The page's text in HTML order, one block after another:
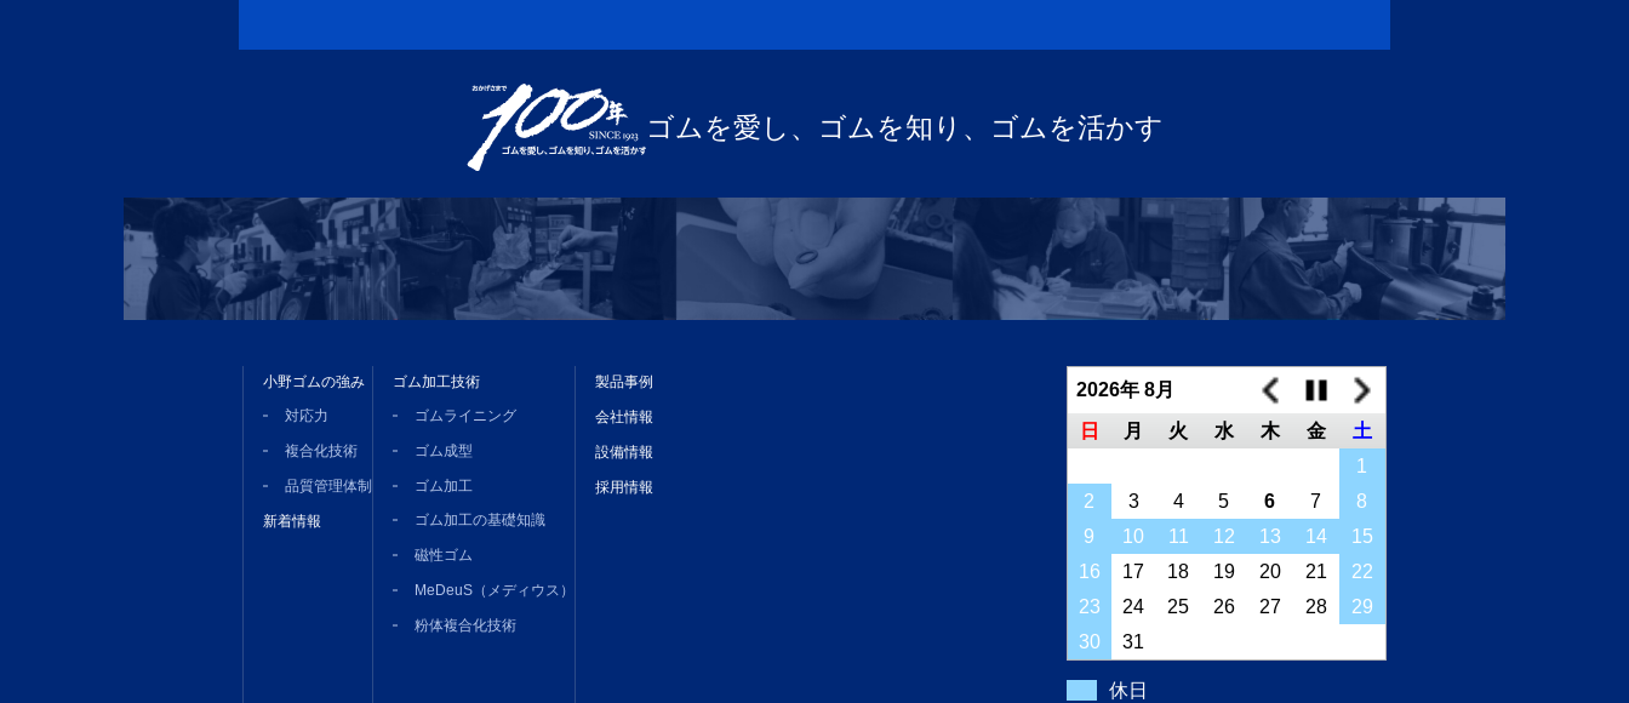
ゴムを愛し、ゴムを知り、 ゴムを活かす
小野ゴムの強み
対応力
複合化技術
品質管理体制
新着情報
ゴム加工技術
ゴムライニング
ゴム成型
ゴム加工
ゴム加工の基礎知識
磁性ゴム
MeDeuS（メディウス）
粉体複合化技術
製品事例
会社情報
設備情報
採用情報
2026年 8月
日
月 火 水 木 金
土
1
2
3 4 5 6 7
8
9
10 11 12 13 14
15
16
17 18 19 20 21
22
23
24 25 26 27 28
29
30
31
休日